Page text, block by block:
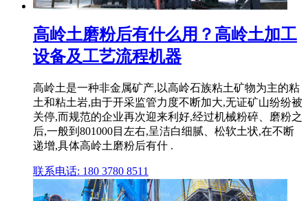
高岭土磨粉后有什么用？高岭土加工
设备及工艺流程机器
高岭土是一种非金属矿产,以高岭石族粘土矿物为主的粘
土和粘土岩,由于开采监管力度不断加大,无证矿山纷纷被
关停,而规范的企业再次迎来利好,经过机械粉碎、磨粉之
后,一般到801000目左右,呈洁白细腻、松软土状,在不断
递增,具体高岭土磨粉后有什 .
联系电话: 180 3780 8511